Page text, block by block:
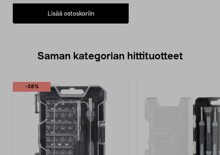
Lisää ostoskoriin
Saman kategorian hittituotteet
-38%